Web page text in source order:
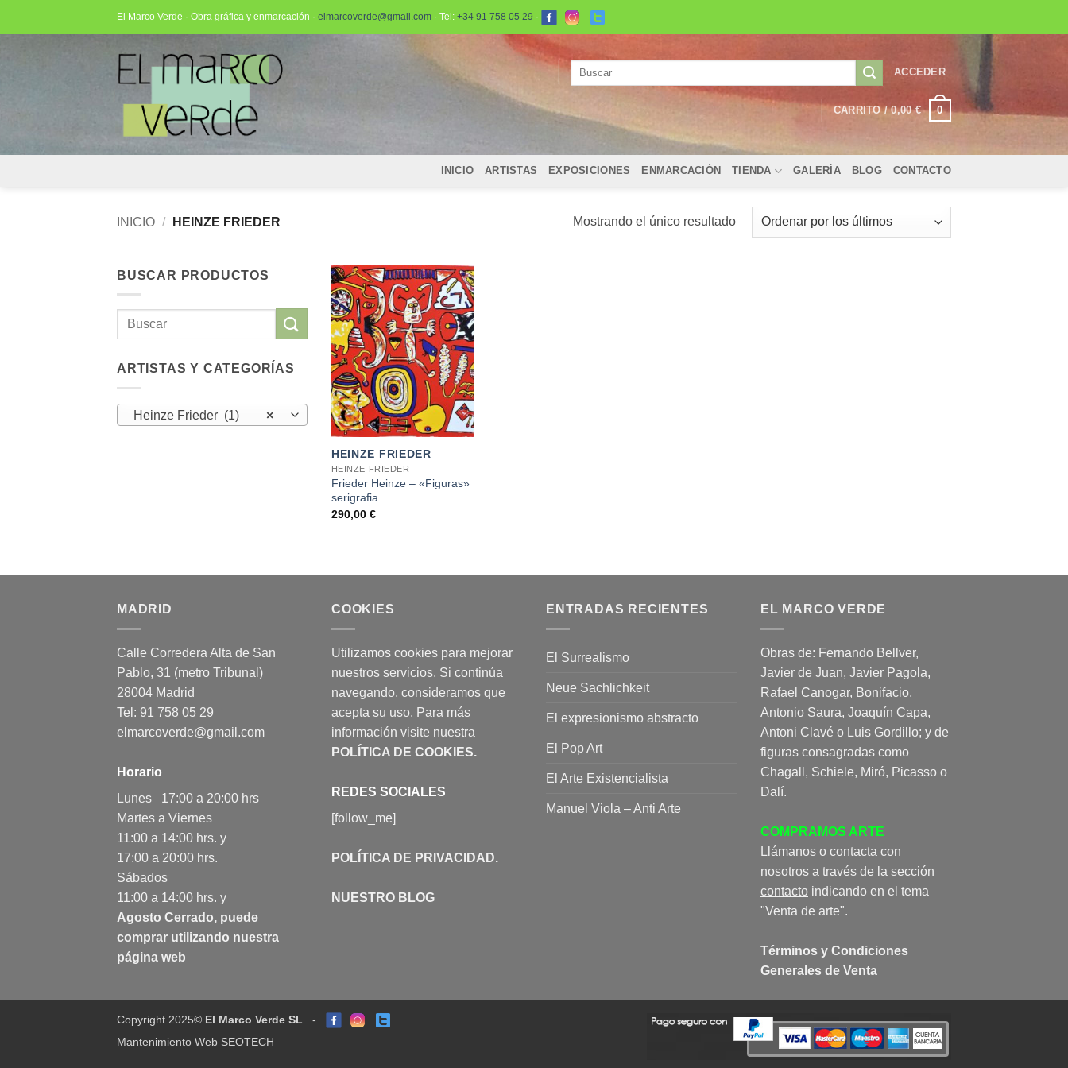
El Marco Verde · Obra gráfica y enmarcación · elmarcoverde@gmail.com · Tel: +34 91 758 05 29 ·
ACCEDER
CARRITO /0,00€ 0
INICIO ARTISTAS EXPOSICIONES ENMARCACIÓN TIENDA GALERÍA BLOG CONTACTO
INICIO / HEINZE FRIEDER Mostrando el único resultado
BUSCAR PRODUCTOS
Buscar
ARTISTAS Y CATEGORÍAS
×
Heinze Frieder (1)
+
HEINZE FRIEDER
HEINZE FRIEDER
Frieder Heinze – «Figuras»
serigrafia
290,00 €
MADRID
Calle Corredera Alta de San
Pablo, 31 (metro Tribunal)
28004 Madrid
Tel: 91 758 05 29
elmarcoverde@gmail.com
Horario
Lunes 17:00 a 20:00 hrs
Martes a Viernes
11:00 a 14:00 hrs. y
17:00 a 20:00 hrs.
Sábados
11:00 a 14:00 hrs. y
Agosto Cerrado, puede
comprar utilizando nuestra
página web
COOKIES
Utilizamos cookies para mejorar
nuestros servicios. Si continúa
navegando, consideramos que
acepta su uso. Para más
información visite nuestra
POLÍTICA DE COOKIES.
REDES SOCIALES
[follow_me]
POLÍTICA DE PRIVACIDAD.
NUESTRO BLOG
ENTRADAS RECIENTES
El Surrealismo
Neue Sachlichkeit
El expresionismo abstracto
El Pop Art
El Arte Existencialista
Manuel Viola – Anti Arte
EL MARCO VERDE
Obras de: Fernando Bellver,
Javier de Juan, Javier Pagola,
Rafael Canogar, Bonifacio,
Antonio Saura, Joaquín Capa,
Antoni Clavé o Luis Gordillo; y de
figuras consagradas como
Chagall, Schiele, Miró, Picasso o
Dalí.
COMPRAMOS ARTE
Llámanos o contacta con
nosotros a través de la sección
contacto indicando en el tema
"Venta de arte".
Términos y Condiciones
Generales de Venta
Copyright 2025© El Marco Verde SL -
Mantenimiento Web SEOTECH